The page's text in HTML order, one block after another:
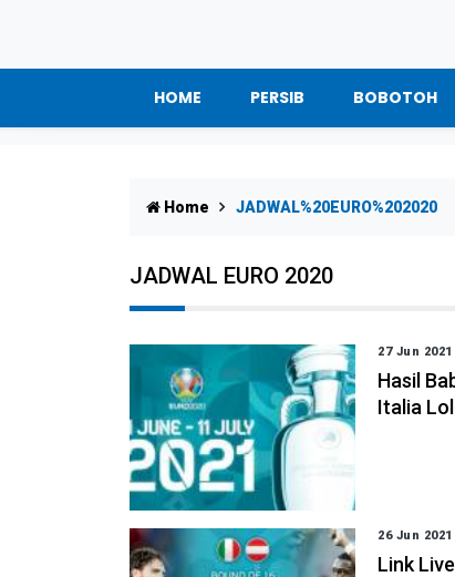
HOME PERSIB BOBOTOH
Home JADWAL%20EURO%202020
JADWAL EURO 2020
27 Jun 2021
Hasil
Italia
26 Jun 2021
Link